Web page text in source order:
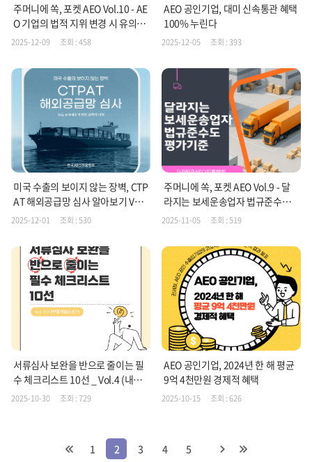
주머니에 쏙, 포켓 AEO Vol.10 - AE
O 기업의 법적 지위 변경 시 유의사
항
2025-12-09 조회 : 458
AEO 공인기업, 대미 신속통관 혜택
100% 누린다
2025-12-05 조회 : 393
미국 수출의 보이지 않는 장벽, CTP
AT 해외공급망 심사 알아보기 Vol.
1
2025-12-01 조회 : 530
주머니에 쏙, 포켓 AEO Vol.9 - 달
라지는 보세운송업자 법규준수도
평가기준
2025-11-05 조회 : 519
서류심사 보완을 반으로 줄이는 필
수 체크리스트 10선 _ Vol.4 (내부
통제활동평가편)
2025-10-30 조회 : 729
AEO 공인기업, 2024년 한 해 평균
9억 4천만원 경제적 혜택
2025-10-15 조회 : 626
1 2 3 4 5